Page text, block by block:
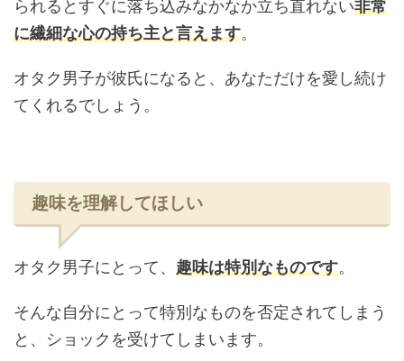
られるとすぐに落ち込みなかなか立ち直れない非常
に繊細な心の持ち主と言えます。
オタク男子が彼氏になると、あなただけを愛し続け
てくれるでしょう。
趣味を理解してほしい
オタク男子にとって、 趣味は特別なものです。
そんな自分にとって特別なものを否定されてしまう
と、ショックを受けてしまいます。